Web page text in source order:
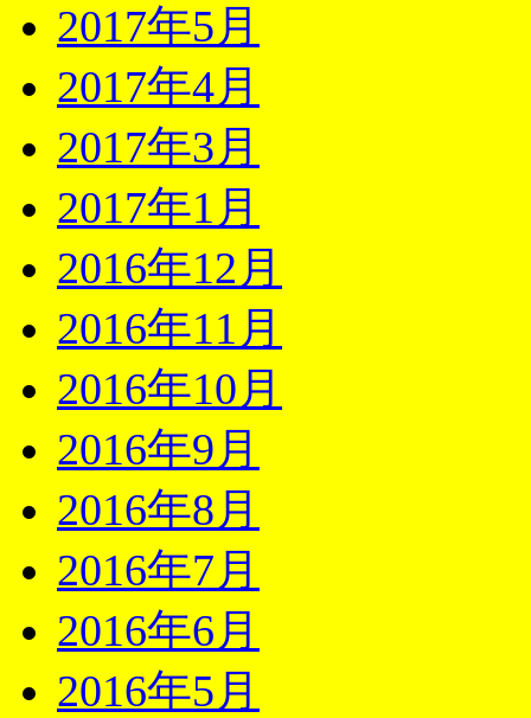
2017年5月
2017年4月
2017年3月
2017年1月
2016年12月
2016年11月
2016年10月
2016年9月
2016年8月
2016年7月
2016年6月
2016年5月